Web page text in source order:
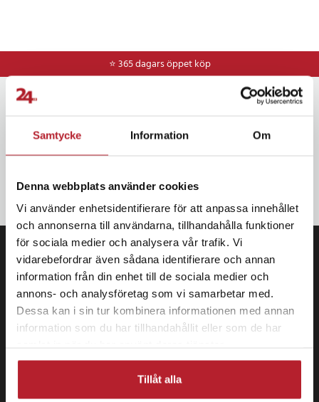
Samtycke Information Om
Denna webbplats använder cookies
Vi använder enhetsidentifierare för att anpassa innehållet
och annonserna till användarna, tillhandahålla funktioner
för sociala medier och analysera vår trafik. Vi
vidarebefordrar även sådana identifierare och annan
information från din enhet till de sociala medier och
annons- och analysföretag som vi samarbetar med.
Dessa kan i sin tur kombinera informationen med annan
information som du har tillhandahållit eller som de har
Tillåt alla
⭐ 365 dagars öppet köp
Bli den första att få ta del av nyheter, kampanjer och exklusiva
erbjudanden Anmäl dig till vårt nyhetsbrev och SMS-kampanjer.